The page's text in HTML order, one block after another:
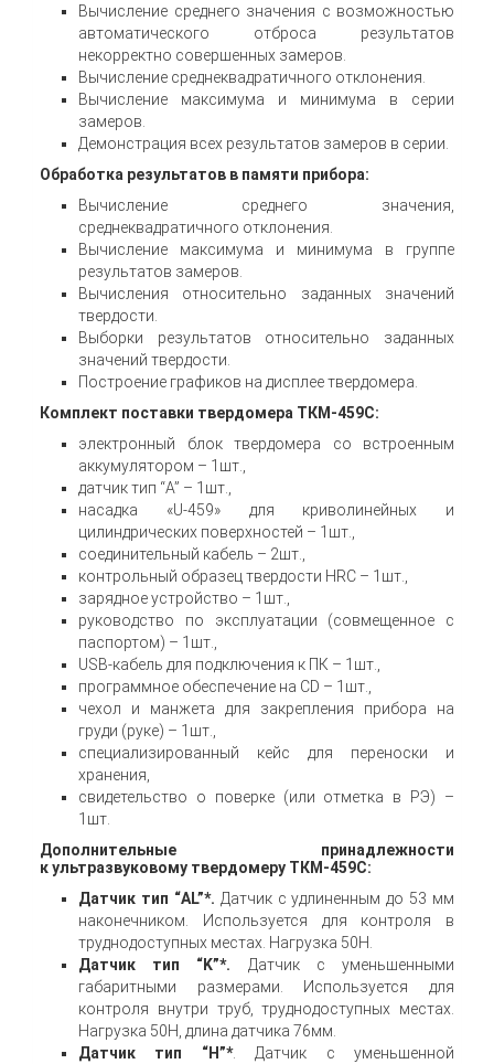
Вычисление среднего значения с возможностью
автоматического отброса результатов
некорректно совершенных замеров.
Вычисление среднеквадратичного отклонения.
Вычисление максимума и минимума в серии
замеров.
Демонстрация всех результатов замеров в серии.
Обработка результатов в памяти прибора:
Вычисление среднего значения,
среднеквадратичного отклонения.
Вычисление максимума и минимума в группе
результатов замеров.
Вычисления относительно заданных значений
твердости.
Выборки результатов относительно заданных
значений твердости.
Построение графиков на дисплее твердомера.
Комплект поставки твердомера ТКМ-459С:
электронный блок твердомера со встроенным
аккумулятором – 1шт.,
датчик тип “A” – 1шт.,
насадка «U-459» для криволинейных и
цилиндрических поверхностей – 1шт.,
соединительный кабель – 2шт.,
контрольный образец твердости HRC – 1шт.,
зарядное устройство – 1шт.,
руководство по эксплуатации (совмещенное с
паспортом) – 1шт.,
USB-кабель для подключения к ПК – 1шт.,
программное обеспечение на CD – 1шт.,
чехол и манжета для закрепления прибора на
груди (руке) – 1шт.,
специализированный кейс для переноски и
хранения,
свидетельство о поверке (или отметка в РЭ) –
1шт.
Дополнительные принадлежности
к ультразвуковому твердомеру ТКМ-459С:
Датчик тип “AL”*. Датчик с удлиненным до 53 мм
наконечником. Используется для контроля в
труднодоступных местах. Нагрузка 50Н.
Датчик тип “K”*. Датчик с уменьшенными
габаритными размерами. Используется для
контроля внутри труб, труднодоступных местах.
Нагрузка 50Н, длина датчика 76мм.
Датчик тип “H”*. Датчик с уменьшенной